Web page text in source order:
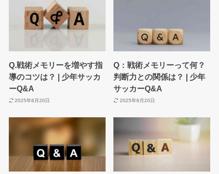
Q.戦術メモリーを増やす指
導のコツは？ | 少年サッカ
ーQ&A
2025年8月20日
Q：戦術メモリーって何？
判断力との関係は？ | 少年
サッカーQ&A
2025年8月20日